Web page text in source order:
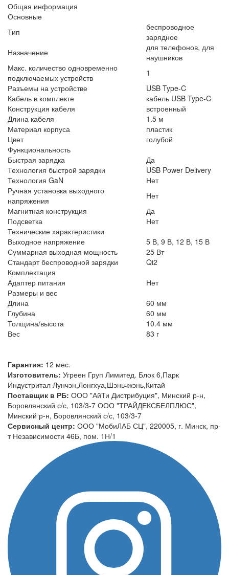
Общая информация
Основные
Тип
беспроводное
зарядное
Назначение
для телефонов, для
наушников
Макс. количество одновременно
подключаемых устройств
1
Разъемы на устройстве
USB Type-C
Кабель в комплекте
кабель USB Type-C
Конструкция кабеля
встроенный
Длина кабеля
1.5 м
Материал корпуса
пластик
Цвет
голубой
Функциональность
Быстрая зарядка
Да
Технология быстрой зарядки
USB Power Delivery
Технология GaN
Нет
Ручная установка выходного
напряжения
Нет
Магнитная конструкция
Да
Подсветка
Нет
Технические характеристики
Выходное напряжение
5 В, 9 В, 12 В, 15 В
Суммарная выходная мощность
25 Вт
Стандарт беспроводной зарядки
Qi2
Комплектация
Адаптер питания
Нет
Размеры и вес
Длина
60 мм
Глубина
60 мм
Толщина/высота
10.4 мм
Вес
83 г
Гарантия: 12 мес.
Изготовитель: Угреен Груп Лимитед. Блок 6,Парк
Индустритал Лунчэн,Лонгхуа,Шэньчжэнь,Китай
Поставщик в РБ: ООО "АйТи Дистрибуция", Минский р-н,
Боровлянский с/с, 103/3-7 ООО "ТРАЙДЕКСБЕЛПЛЮС",
Минский р-н, Боровлянский с/с, 103/3-7
Сервисный центр: ООО "МобиЛАБ СЦ", 220005, г. Минск, пр-
т Независимости 46Б, пом. 1Н/1